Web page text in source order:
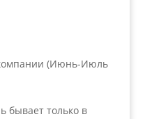
(Июнь-Июль
бывает только в